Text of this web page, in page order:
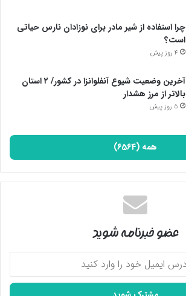
چرا استفاده از شیر مادر برای نوزادان نارس حیاتی
است؟
4 روز پیش
آخرین وضعیت شیوع آنفلوانزا در کشور/ ۲ استان
بالاتر از مرز هشدار
5 روز پیش
همه (6564)
عضو خبرنامه شوید